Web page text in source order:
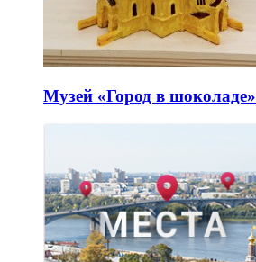
Музей «Город в шоколаде»